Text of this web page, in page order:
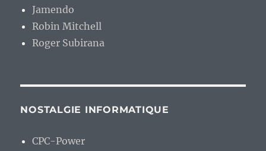
Jamendo
Robin Mitchell
Roger Subirana
NOSTALGIE INFORMATIQUE
CPC-Power